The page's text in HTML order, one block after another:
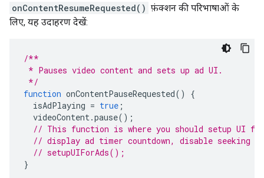
onContentResumeRequested() फ़ंक्शन की परिभाषाओं के
लिए, यह उदाहरण देखें:
/**
* Pauses video content and sets up ad UI.
*/
function onContentPauseRequested()
{
isAdPlaying = true ;
videoContent.pause();
// This function is where you should setup UI
// display ad timer countdown, disable seeking
// setupUIForAds();
}